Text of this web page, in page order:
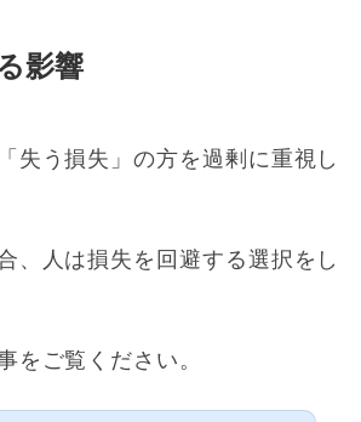
影響
失う損失」の方を過剰に重視し
、人は損失を回避する選択をし
をご覧ください。